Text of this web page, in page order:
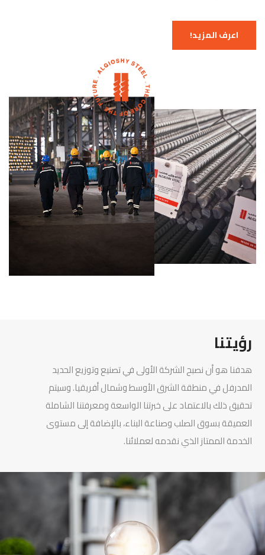
اعرف المزيد!
رؤيتنا
هدفنا هو أن نصبح الشركة الأولى في تصنيع وتوزيع الحديد
المدرفل في منطقة الشرق الأوسط وشمال أفريقيا. وسيتم
تحقيق ذلك بالاعتماد على خبرتنا الواسعة ومعرفتنا الشاملة
العميقة بسوق الصلب وصناعة البناء، بالإضافة إلى مستوى
الخدمة الممتاز الذي نقدمه لعملائنا.